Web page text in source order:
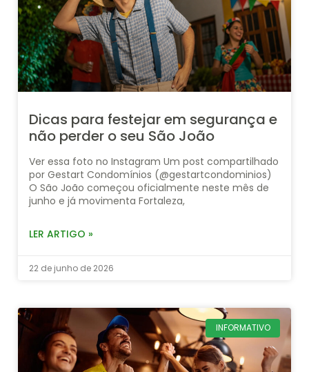
Dicas para festejar em segurança e
não perder o seu São João
Ver essa foto no Instagram Um post compartilhado
por Gestart Condomínios (@gestartcondominios)
O São João começou oficialmente neste mês de
junho e já movimenta Fortaleza,
LER ARTIGO »
22 de junho de 2026
INFORMATIVO